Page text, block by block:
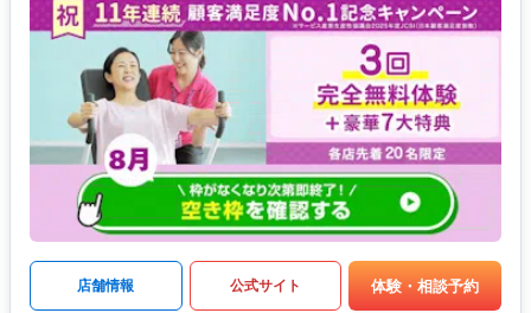
店舗情報 公式サイト 体験・相談予約